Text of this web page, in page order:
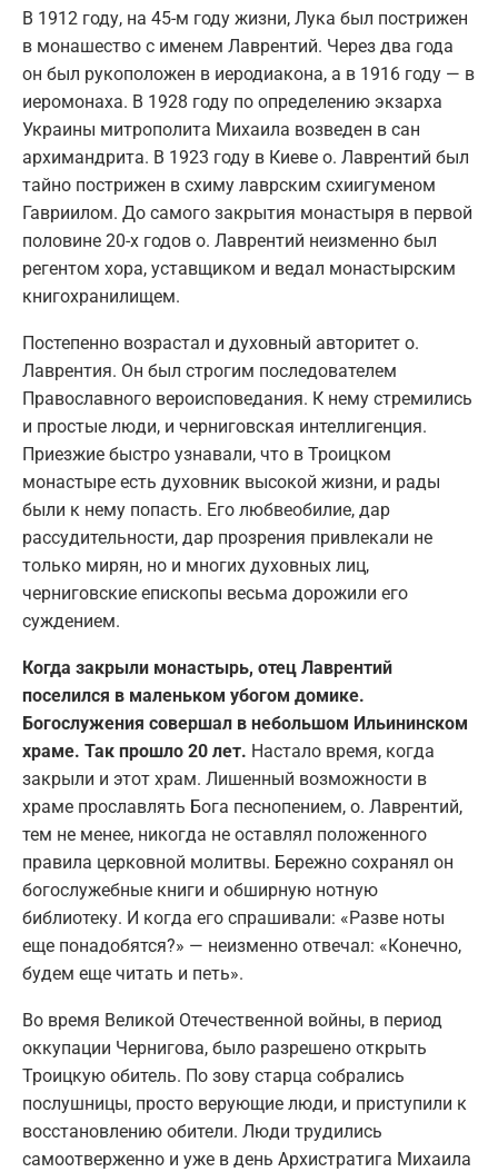
В 1912 году, на 45-м году жизни, Лука был пострижен
в монашество с именем Лаврентий. Через два года
он был рукоположен в иеродиакона, а в 1916 году — в
иеромонаха. В 1928 году по определению экзарха
Украины митрополита Михаила возведен в сан
архимандрита. В 1923 году в Киеве о. Лаврентий был
тайно пострижен в схиму лаврским схиигуменом
Гавриилом. До самого закрытия монастыря в первой
половине 20-х годов о. Лаврентий неизменно был
регентом хора, уставщиком и ведал монастырским
книгохранилищем.
Постепенно возрастал и духовный авторитет о.
Лаврентия. Он был строгим последователем
Православного вероисповедания. К нему стремились
и простые люди, и черниговская интеллигенция.
Приезжие быстро узнавали, что в Троицком
монастыре есть духовник высокой жизни, и рады
были к нему попасть. Его любвеобилие, дар
рассудительности, дар прозрения привлекали не
только мирян, но и многих духовных лиц,
черниговские епископы весьма дорожили его
суждением.
Когда закрыли монастырь, отец Лаврентий
поселился в маленьком убогом домике.
Богослужения совершал в небольшом Ильининском
храме. Так прошло 20 лет. Настало время, когда
закрыли и этот храм. Лишенный возможности в
храме прославлять Бога песнопением, о. Лаврентий,
тем не менее, никогда не оставлял положенного
правила церковной молитвы. Бережно сохранял он
богослужебные книги и обширную нотную
библиотеку. И когда его спрашивали: «Разве ноты
еще понадобятся?» — неизменно отвечал: «Конечно,
будем еще читать и петь».
Во время Великой Отечественной войны, в период
оккупации Чернигова, было разрешено открыть
Троицкую обитель. По зову старца собрались
послушницы, просто верующие люди, и приступили к
восстановлению обители. Люди трудились
самоотверженно и уже в день Архистратига Михаила